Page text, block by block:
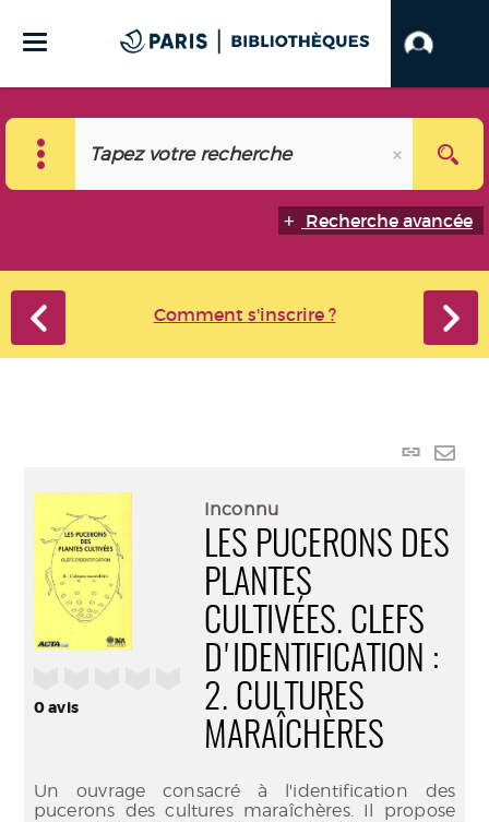
Recherche avancée
Comment s'inscrire ?
Lien
mail
0avis
Inconnu
LES PUCERONS DES
PLANTES
CULTIVÉES. CLEFS
D'IDENTIFICATION :
2. CULTURES
MARAÎCHÈRES
Un ouvrage consacré à l'identification des
pucerons des cultures maraîchères. Il propose